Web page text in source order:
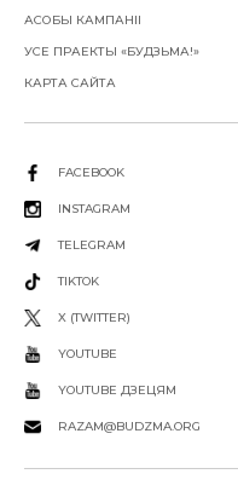
АСОБЫ КАМПАНІІ
УСЕ ПРАЕКТЫ «БУДЗЬМА!»
КАРТА САЙТА
FACEBOOK
INSTAGRAM
TELEGRAM
TIKTOK
X (TWITTER)
YOUTUBE
YOUTUBE ДЗЕЦЯМ
RAZAM@BUDZMA.ORG